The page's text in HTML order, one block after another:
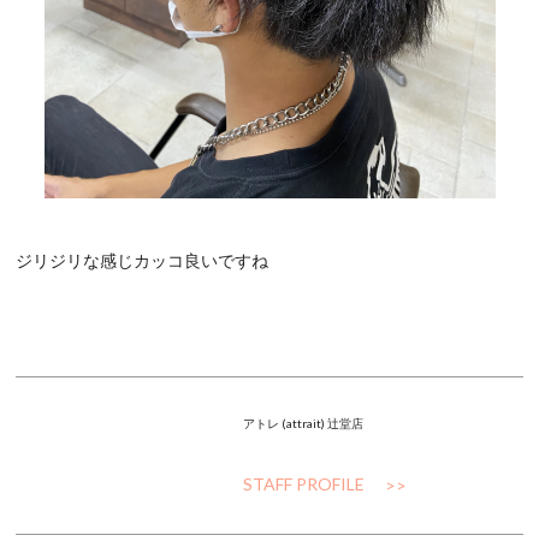
ジリジリな感じカッコ良いですね
アトレ (attrait) 辻堂店
STAFF PROFILE